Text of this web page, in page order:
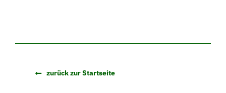
zurück zur Startseite